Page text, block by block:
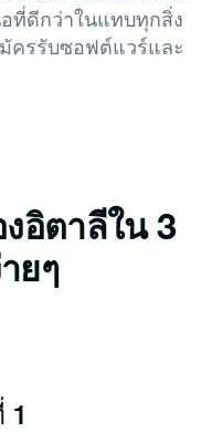
ที่ดีกว่าในแทบทุกสิ่ง
ครรับซอฟต์แวร์และ
อิตาลีใน 3
ยๆ
1